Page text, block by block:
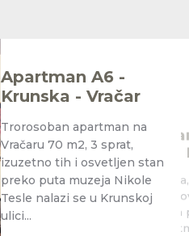
Apartman A6 -
Krunska - Vračar
Trorosoban apartman na
Vračaru 70 m2, 3 sprat,
izuzetno tih i osvetljen stan
preko puta muzeja Nikole
Tesle nalazi se u Krunskoj
ulici...